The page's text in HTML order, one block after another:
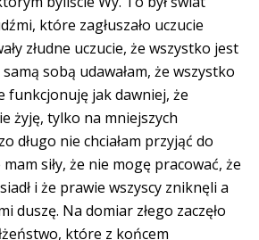
które zagłuszało uczucie
złudne uczucie, że wszystko jest
sobą udawałam, że wszystko
funkcjonuję jak dawniej, że
żyję, tylko na mniejszych
długo nie chciałam przyjąć do
siły, że nie mogę pracować, że
i że prawie wszyscy zniknęli a
duszę. Na domiar złego zaczęło
które z końcem